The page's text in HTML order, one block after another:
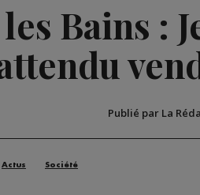
Bains :
Publié par La
Actus Société